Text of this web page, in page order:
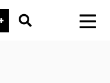
Go